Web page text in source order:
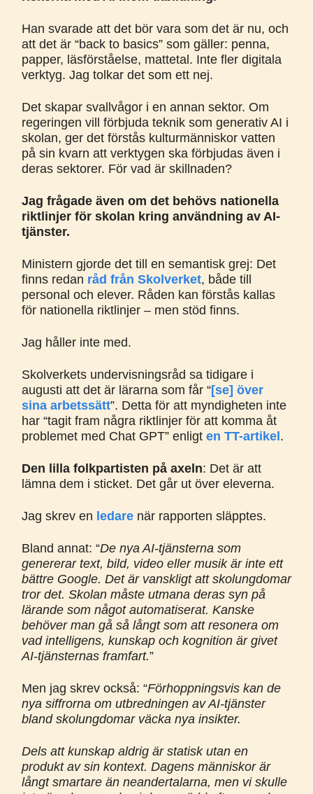
Han svarade att det bör vara som det är nu, och
att det är “back to basics” som gäller: penna,
papper, läsförståelse, mattetal. Inte fler digitala
verktyg. Jag tolkar det som ett nej.
Det skapar svallvågor i en annan sektor. Om
regeringen vill förbjuda teknik som generativ AI i
skolan, ger det förstås kulturmänniskor vatten
på sin kvarn att verktygen ska förbjudas även i
deras sektorer. För vad är skillnaden?
Jag frågade även om det behövs nationella
riktlinjer för skolan kring användning av AI-
tjänster.
Ministern gjorde det till en semantisk grej: Det
finns redan råd från Skolverket, både till
personal och elever. Råden kan förstås kallas
för nationella riktlinjer – men stöd finns.
Jag håller inte med.
Skolverkets undervisningsråd sa tidigare i
augusti att det är lärarna som får “[se] över
sina arbetssätt”. Detta för att myndigheten inte
har “tagit fram några riktlinjer för att komma åt
problemet med Chat GPT” enligt en TT-artikel .
Den lilla folkpartisten på axeln: Det är att
lämna dem i sticket. Det går ut över eleverna.
Jag skrev en ledare när rapporten släpptes.
Bland annat: “De nya AI-tjänsterna som
genererar text, bild, video eller musik är inte ett
bättre Google. Det är vanskligt att skolungdomar
tror det. Skolan måste utmana deras syn på
lärande som något automatiserat. Kanske
behöver man gå så långt som att resonera om
vad intelligens, kunskap och kognition är givet
AI-tjänsternas framfart.”
Men jag skrev också: “Förhoppningsvis kan de
nya siffrorna om utbredningen av AI-tjänster
bland skolungdomar väcka nya insikter.
Dels att kunskap aldrig är statisk utan en
produkt av sin kontext. Dagens människor är
långt smartare än neandertalarna, men vi skulle